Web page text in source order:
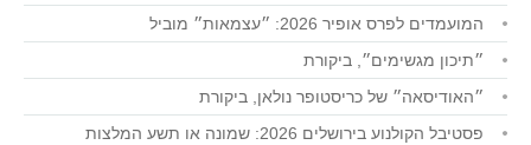
המועמדים לפרס אופיר 2026: ״עצמאות״ מוביל
״תיכון מגשימים״, ביקורת
״האודיסאה״ של כריסטופר נולאן, ביקורת
פסטיבל הקולנוע בירושלים 2026: שמונה או תשע המלצות